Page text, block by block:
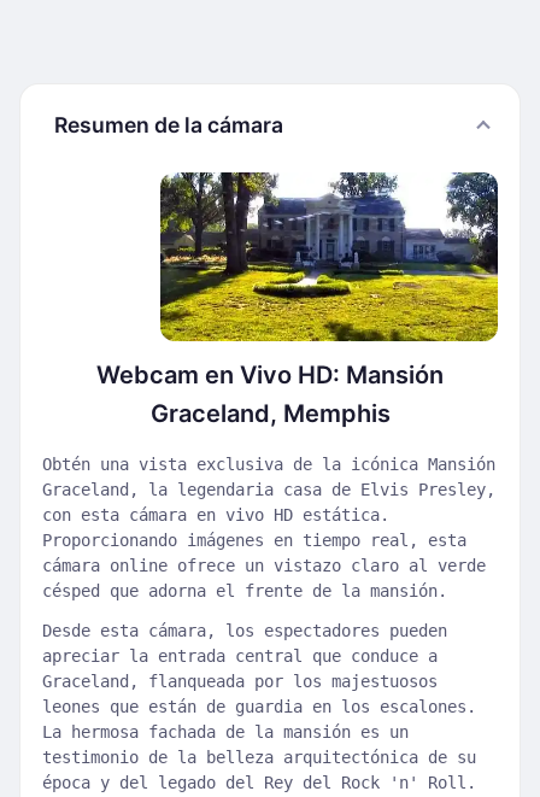
Resumen de la cámara
Webcam en Vivo HD: Mansión
Graceland, Memphis
Obtén una vista exclusiva de la icónica Mansión
Graceland, la legendaria casa de Elvis Presley,
con esta cámara en vivo HD estática.
Proporcionando imágenes en tiempo real, esta
cámara online ofrece un vistazo claro al verde
césped que adorna el frente de la mansión.
Desde esta cámara, los espectadores pueden
apreciar la entrada central que conduce a
Graceland, flanqueada por los majestuosos
leones que están de guardia en los escalones.
La hermosa fachada de la mansión es un
testimonio de la belleza arquitectónica de su
época y del legado del Rey del Rock 'n' Roll.